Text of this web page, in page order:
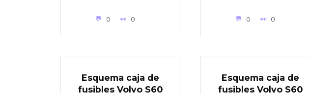
0 0 0 0
Esquema caja de
fusibles Volvo S60
Esquema caja de
fusibles Volvo S60